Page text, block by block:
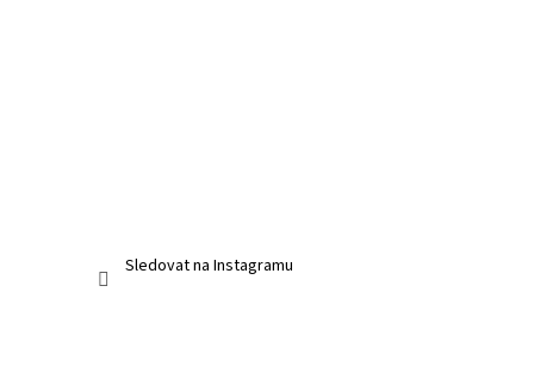
Sledovat na Instagramu